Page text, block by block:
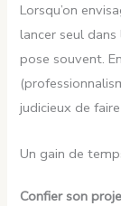
Lorsqu’on
lancer seul
pose souvent.
judicieux de
Un gain de
Confier son